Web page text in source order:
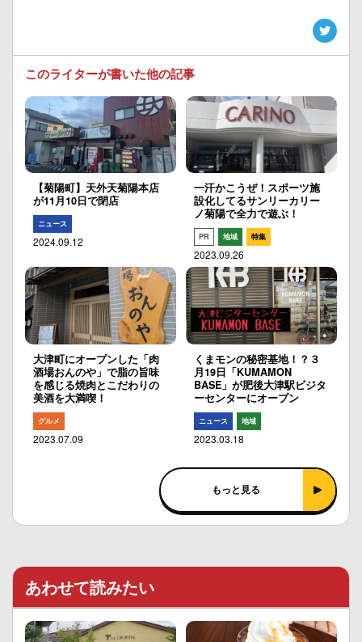
このライターが書いた他の記事
【菊陽町】天外天菊陽本店
が11月10日で閉店
ニュース
2024.09.12
一汗かこうぜ！スポーツ施
設化してるサンリーカリー
ノ菊陽で全力で遊ぶ！
PR 地域 特集
2023.09.26
大津町にオープンした「肉
酒場おんのや」で脂の旨味
を感じる焼肉とこだわりの
美酒を大満喫！
グルメ
2023.07.09
くまモンの秘密基地！？３
月19日「KUMAMON
BASE」が肥後大津駅ビジタ
ーセンターにオープン
ニュース 地域
2023.03.18
もっと見る
あわせて読みたい